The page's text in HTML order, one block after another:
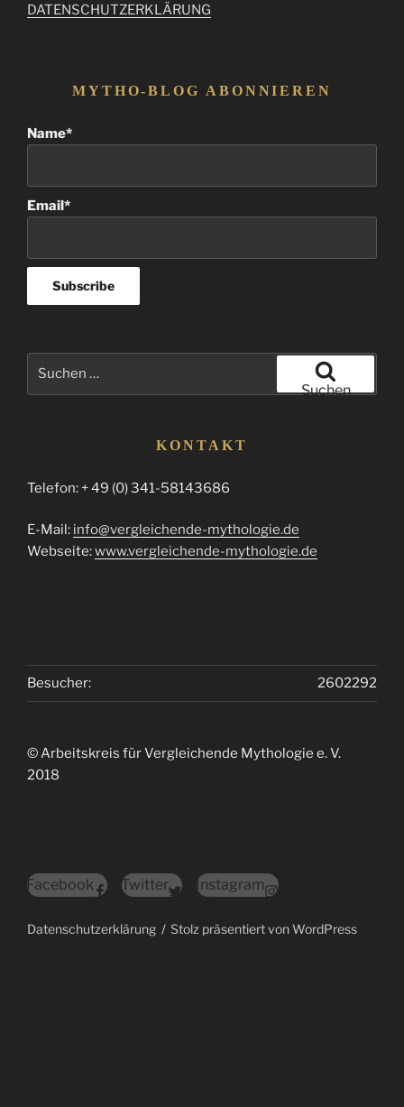
DATENSCHUTZERKLÄRUNG
MYTHO-BLOG ABONNIEREN
Name*
Email*
Suchen
KONTAKT
Telefon: + 49 (0) 341-58143686
E-Mail: info@vergleichende-mythologie.de
Webseite:www.vergleichende-mythologie.de
2602292
Besucher:
© Arbeitskreis für Vergleichende Mythologie e. V.
2018
Facebook Twitter Instagram
Datenschutzerklärung Stolz präsentiert von WordPress